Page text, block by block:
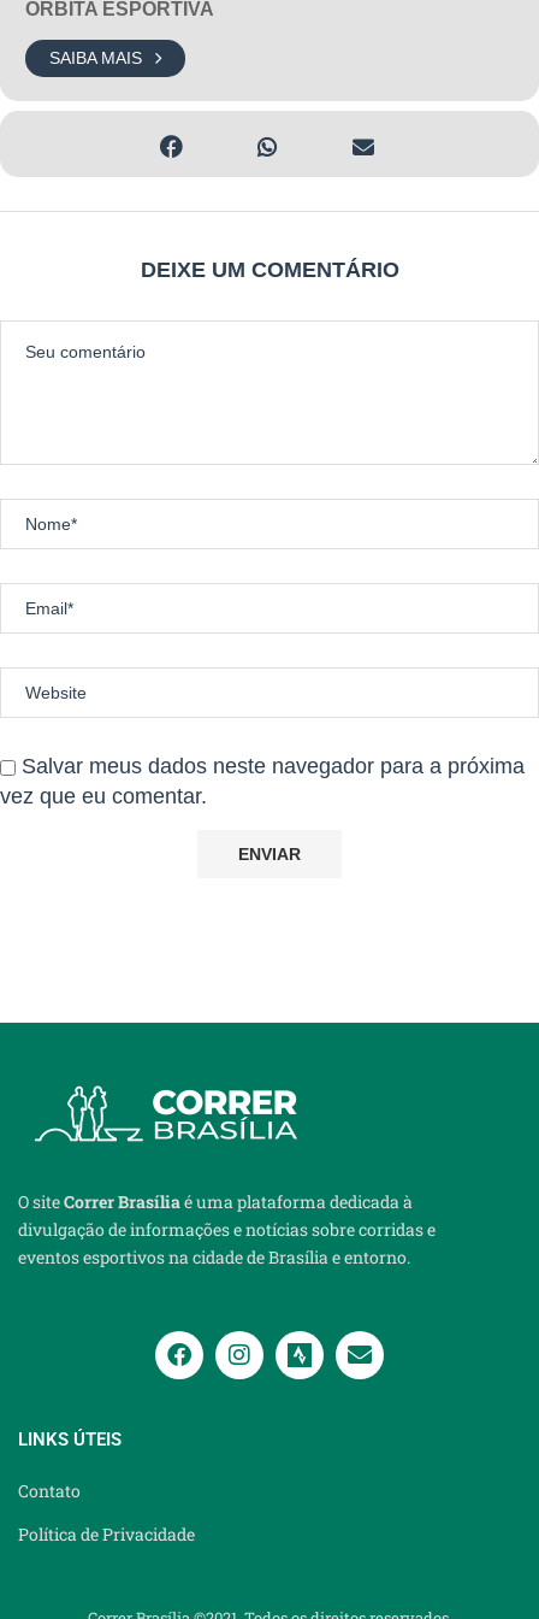
ÓRBITA ESPORTIVA
SAIBA MAIS
DEIXE UM COMENTÁRIO
Salvar meus dados neste navegador para a próxima
vez que eu comentar.
O siteCorrer Brasíliaé uma plataforma dedicada à
divulgação de informações e notícias sobre corridas e
eventos esportivos na cidade de Brasília e entorno.
LINKS ÚTEIS
Contato
Política de Privacidade